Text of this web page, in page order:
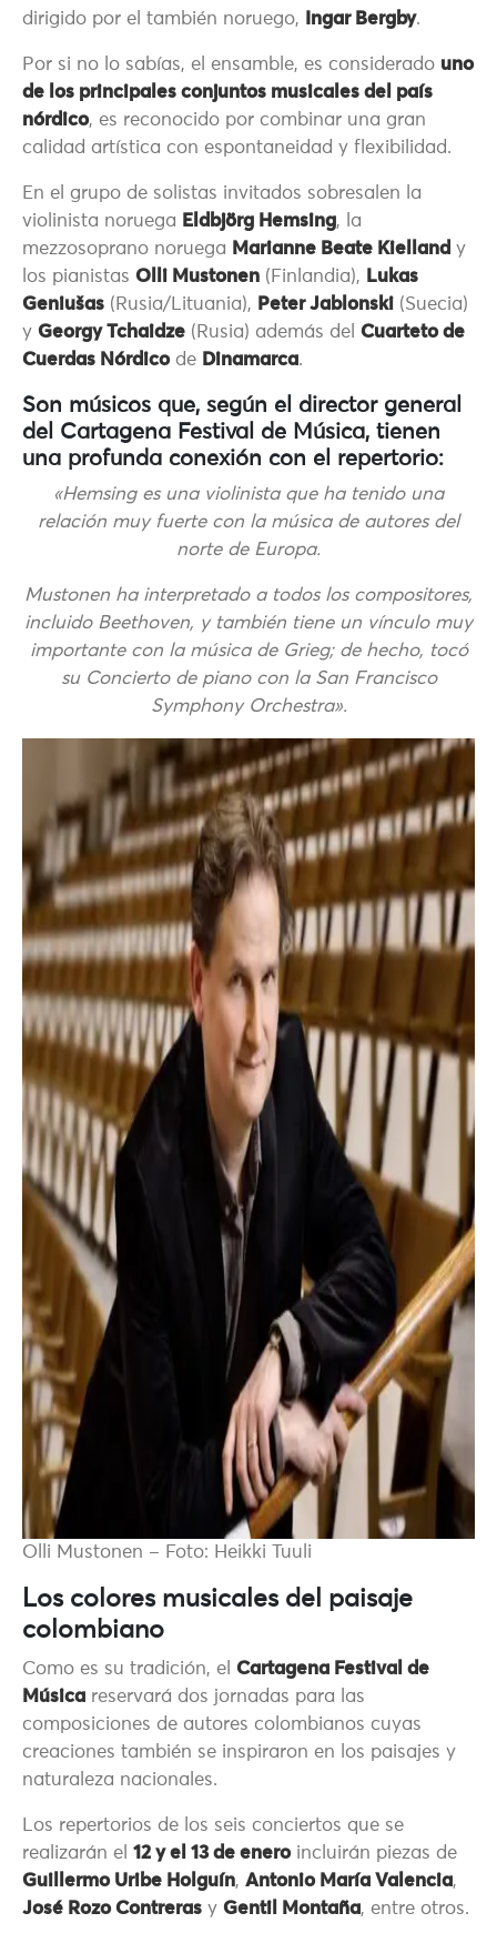
dirigido por el también noruego,
Ingar Bergby.
Por si no lo sabías, el ensamble, es considerado uno
de los principales conjuntos musicales del país
nórdico, es reconocido por combinar una gran
calidad artística con espontaneidad y flexibilidad.
En el grupo de solistas invitados sobresalen la
violinista noruega Eldbjörg Hemsing, la
mezzosoprano noruega Marianne Beate Kielland y
los pianistas Olli Mustonen (Finlandia), Lukas
Geniušas (Rusia/Lituania), Peter Jablonski (Suecia)
y Georgy Tchaidze (Rusia) además del Cuarteto de
Cuerdas Nórdicode Dinamarca.
Son músicos que, según el director general
del Cartagena Festival de Música, tienen
una profunda conexión con el repertorio:
«Hemsing es una violinista que ha tenido una
relación muy fuerte con la música de autores del
norte de Europa.
Mustonen ha interpretado a todos los compositores,
incluido Beethoven, y también tiene un vínculo muy
importante con la música de Grieg; de hecho, tocó
su Concierto de piano con la San Francisco
Symphony Orchestra».
Olli Mustonen – Foto: Heikki Tuuli
Los colores musicales del paisaje
colombiano
Como es su tradición, el Cartagena Festival de
Música reservará dos jornadas para las
composiciones de autores colombianos cuyas
creaciones también se inspiraron en los paisajes y
naturaleza nacionales.
Los repertorios de los seis conciertos que se
realizarán el 12 y el 13 de eneroincluirán piezas de
Guillermo Uribe Holguín, Antonio María Valencia,
José Rozo Contreras y Gentil Montaña, entre otros.